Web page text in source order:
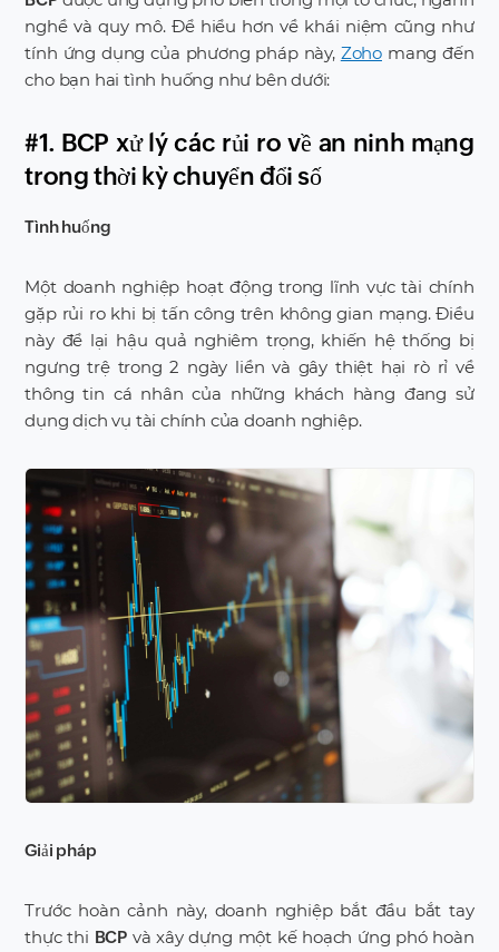
nghề và quy mô. Để hiểu hơn về khái niệm cũng như
tính ứng dụng của phương pháp này, Zohomang đến
cho bạn hai tình huống như bên dưới:
#1. BCP xử lý các rủi ro về an ninh mạng
trong thời kỳ chuyển đổi số
Tình huống
Một doanh nghiệp hoạt động trong lĩnh vực tài chính
gặp rủi ro khi bị tấn công trên không gian mạng. Điều
này để lại hậu quả nghiêm trọng, khiến hệ thống bị
ngưng trệ trong 2 ngày liền và gây thiệt hại rò rỉ về
thông tin cá nhân của những khách hàng đang sử
dụng dịch vụ tài chính của doanh nghiệp.
Giải pháp
Trước hoàn cảnh này, doanh nghiệp bắt đầu bắt tay
thực thi BCP và xây dựng một kế hoạch ứng phó hoàn